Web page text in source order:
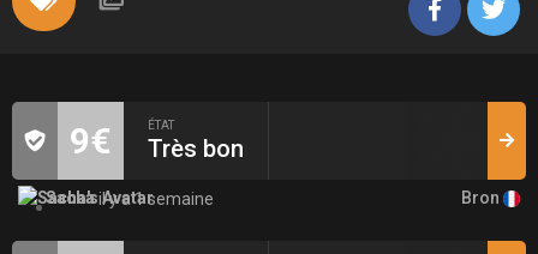
9€ ÉTAT
Très bon
Sachail y a 1 semaine Bron